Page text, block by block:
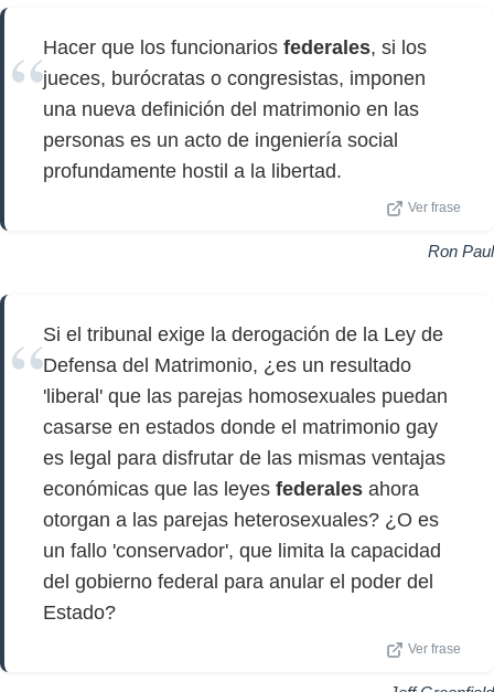
Hacer que los funcionarios federales, si los
jueces, burócratas o congresistas, imponen
una nueva definición del matrimonio en las
personas es un acto de ingeniería social
profundamente hostil a la libertad.
Ver frase
Ron Paul
Si el tribunal exige la derogación de la Ley de
Defensa del Matrimonio, ¿es un resultado
'liberal' que las parejas homosexuales puedan
casarse en estados donde el matrimonio gay
es legal para disfrutar de las mismas ventajas
económicas que las leyes federales ahora
otorgan a las parejas heterosexuales? ¿O es
un fallo 'conservador', que limita la capacidad
del gobierno federal para anular el poder del
Estado?
Ver frase